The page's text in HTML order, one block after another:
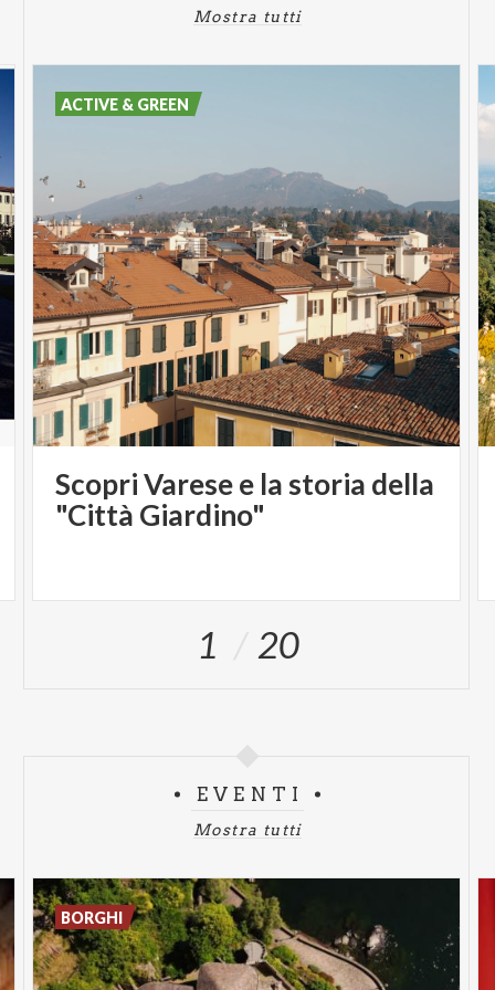
Mostra tutti
Scopri Varese e la storia della
"Città Giardino"
ACTIVE & GREEN
1 20
EVENTI
Mostra tutti
BORGHI